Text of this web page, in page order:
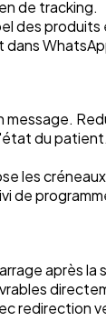
de tracking.
des
du
les
de
après la
redirection